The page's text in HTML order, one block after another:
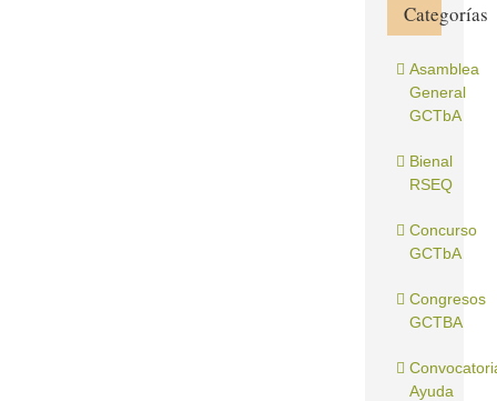
Categorías
Asamblea
General
GCTbA
Bienal
RSEQ
Concurso
GCTbA
Congresos
GCTBA
Ayuda